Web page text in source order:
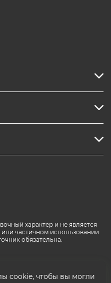
характер и не является
частичном использовании
обязательна.
cookie, чтобы вы могли